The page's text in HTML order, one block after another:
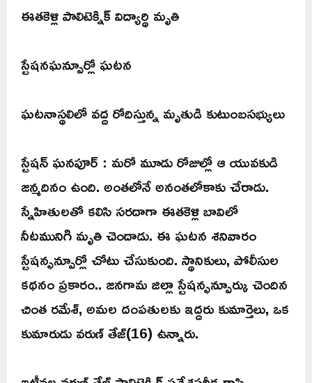
ఈతకెళ్లి పాలిటెక్నిక్ విద్యార్థి మృతి
స్టేషనఘన్పూర్లో ఘటన
ఘటనాస్థలిలో వద్ద రోదిస్తున్న మృతుడి కుటుంబసభ్యులు
స్టేషన్ ఘనపూర్ : మరో మూడు రోజుల్లో ఆ యువకుడి
జన్మదినం ఉంది. అంతలోనే అనంతలోకాకు చేరాడు.
స్నేహితులతో కలిసి సరదాగా ఈతకెళ్లి బావిలో
నీటమునిగి మృతి చెందాడు. ఈ ఘటన శనివారం
స్టేషన్ఫన్పూర్లో చోటు చేసుకుంది. స్థానికులు, పోలీసుల
కథనం ప్రకారం.. జనగామ జిల్లా స్టేషన్ఫన్పూర్కు చెందిన
చింత రమేశ్, అమల దంపతులకు ఇద్దరు కుమార్తెలు, ఒక
కుమారుడు వరుణ్ తేజ్(16) ఉన్నారు.